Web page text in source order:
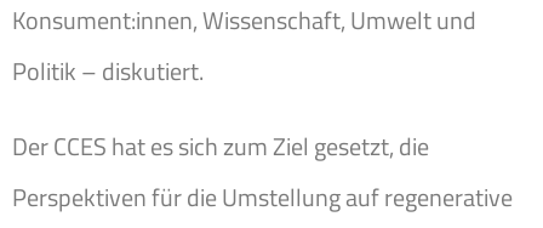
Konsument:innen, Wissenschaft, Umwelt und
Politik – diskutiert.
Der CCES hat es sich zum Ziel gesetzt, die
Perspektiven für die Umstellung auf regenerative